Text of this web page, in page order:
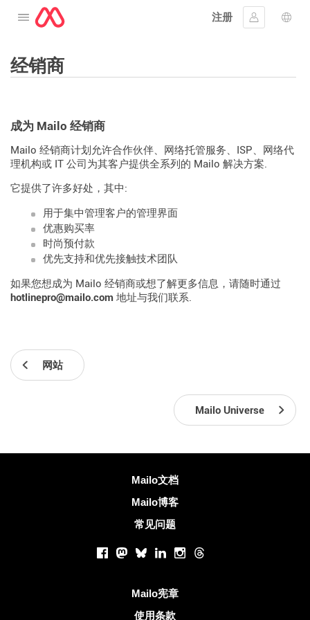
打开菜单
注册
登入 语言
经销商
成为 Mailo 经销商
Mailo 经销商计划允许合作伙伴、网络托管服务、ISP、网络代
理机构或 IT 公司为其客户提供全系列的 Mailo 解决方案.
它提供了许多好处，其中:
用于集中管理客户的管理界面
优惠购买率
时尚预付款
优先支持和优先接触技术团队
如果您想成为 Mailo 经销商或想了解更多信息，请随时通过
hotlinepro@mailo.com 地址与我们联系.
网站
Mailo Universe
Mailo文档
Mailo博客
常见问题
Facebook
Mastodon
BlueskyLinkedInInstagram
Threads
Mailo宪章
使用条款